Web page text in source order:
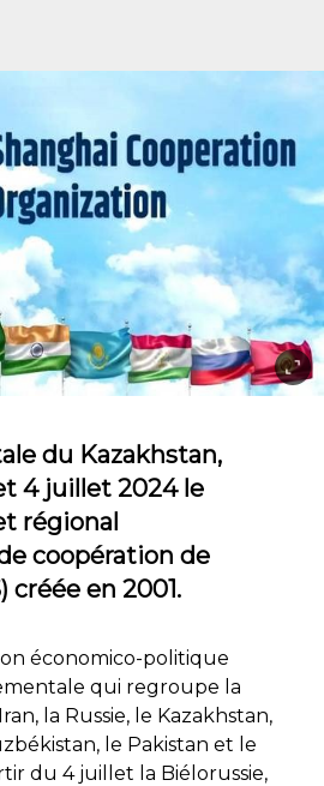
du Kazakhstan,
4 juillet 2024 le
régional
coopération de
créée en 2001.
économico-politique
qui regroupe la
la Russie, le Kazakhstan,
le Pakistan et le
du 4 juillet la Biélorussie,